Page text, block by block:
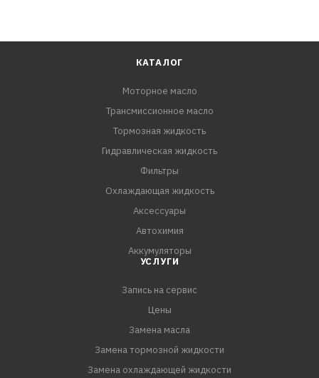
КАТАЛОГ
Моторное масло
Трансмиссионное масло
Тормозная жидкость
Гидравлическая жидкость
Фильтры
Охлаждающая жидкость
Аксессуары
Автохимия
Аккумуляторы
УСЛУГИ
Запись на сервис
Цены
Замена масла
Замена тормозной жидкости
Замена охлаждающей жидкости